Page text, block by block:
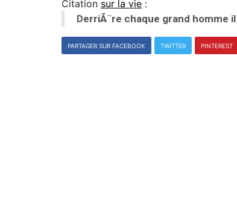
Citation sur la vie :
DerriÃ¨re chaque grand homme
PARTAGER SUR FACEBOOK TWITTER PINTEREST